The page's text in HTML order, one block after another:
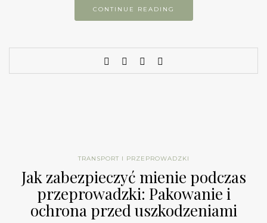
CONTINUE READING
TRANSPORT I PRZEPROWADZKI
Jak zabezpieczyć mienie podczas
przeprowadzki: Pakowanie i
ochrona przed uszkodzeniami